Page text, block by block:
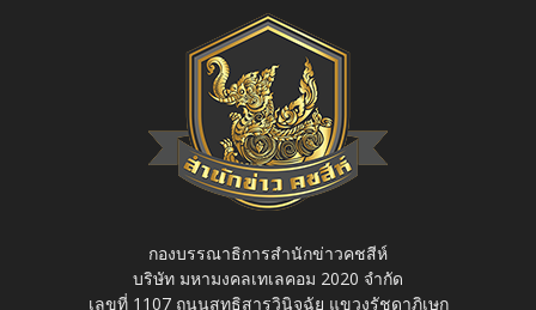
กองบรรณาธิการสำนักข่าวคชสีห์
บริษัท มหามงคลเทเลคอม 2020 จำกัด
เลขที่ 1107 ถนนสุทธิสารวินิจฉัย แขวงรัชดาภิเษก